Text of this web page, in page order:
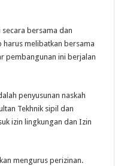
bersama dan
harus melibatkan bersama
pembangunan ini berjalan
penyusunan naskah
Tekhnik sipil dan
izin lingkungan dan Izin
mengurus perizinan.